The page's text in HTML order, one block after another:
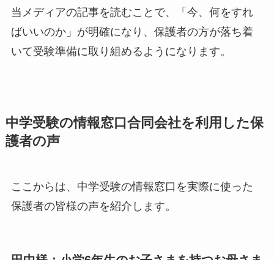
当メディアの記事を読むことで、「今、何をすれ
ばいいのか」が明確になり、保護者の方が落ち着
いて受験準備に取り組めるようになります。
中学受験の情報窓口合同会社を利用した保
護者の声
ここからは、中学受験の情報窓口を実際に使った
保護者の皆様の声を紹介します。